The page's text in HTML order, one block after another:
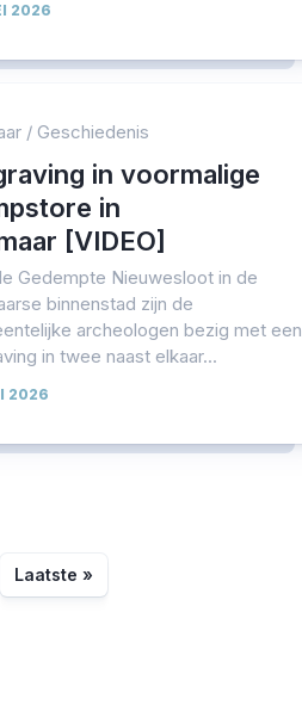
2026
/ Geschiedenis
in voormalige
in
[VIDEO]
Gedempte Nieuwesloot in de
binnenstad zijn de
archeologen bezig met een
in twee naast elkaar...
2026
Laatste »